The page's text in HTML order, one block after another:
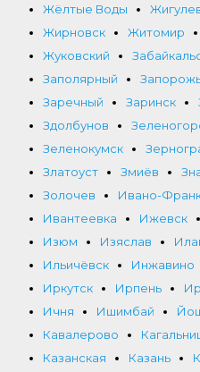
Жёлтые Воды
Жирновск
Житомир
Жуковский
Заполярный
Заречный
Заринск
Здолбунов
Зеленокумск
Златоуст
Змиёв
Золочев
Ивано-
Ивантеевка
Ижевск
Изюм
Изяслав
Ильичёвск
Инжавино
Иркутск
Ирпень
Ичня
Ишимбай
Кавалерово
Казанская
Казань